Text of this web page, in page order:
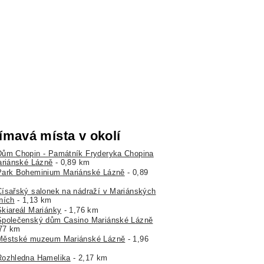
místa v okolí
Chopin - Památník Fryderyka Chopina
Lázně - 0,89 km
Boheminium Mariánské Lázně - 0,89
salonek na nádraží v Mariánských
- 1,13 km
Mariánky - 1,76 km
dům Casino Mariánské Lázně
km
muzeum Mariánské Lázně - 1,96
Hamelika- 2,17 km